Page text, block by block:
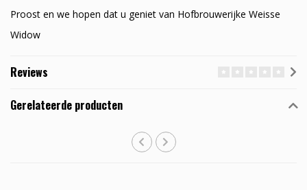
Proost en we hopen dat u geniet van Hofbrouwerijke Weisse
Widow
Reviews
Gerelateerde producten